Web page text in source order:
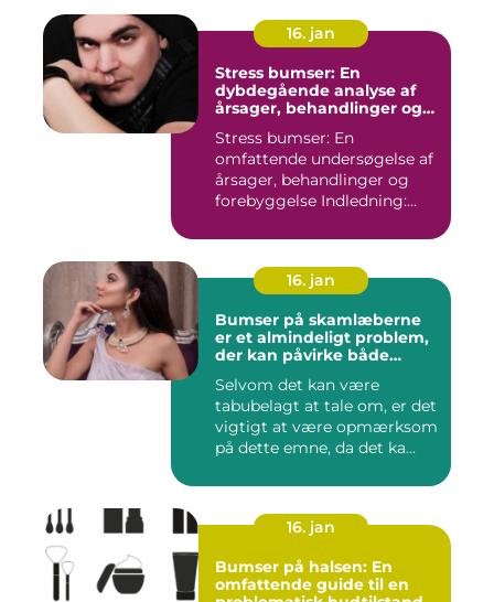
16. jan
Stress bumser: En
dybdegående analyse af
årsager, behandlinger og
Stress bumser: En
omfattende undersøgelse af
årsager, behandlinger og
forebyggelse Indledning:
16. jan
Bumser på skamlæberne
er et almindeligt problem,
der kan påvirke både
områder
Selvom det kan være
tabubelagt at tale om, er det
vigtigt at være opmærksom
på dette emne, da det ka...
16. jan
Bumser på halsen: En
omfattende guide til en